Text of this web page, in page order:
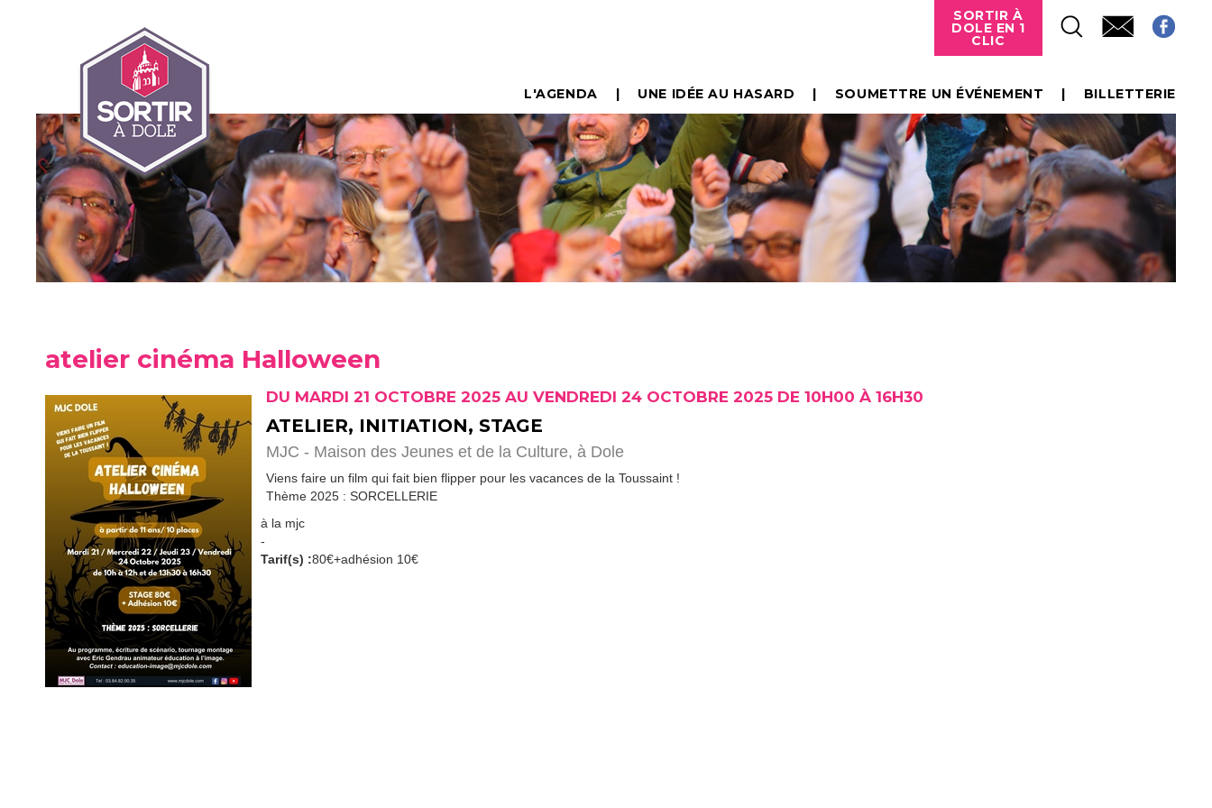
SORTIR À
DOLE EN 1
CLIC
L'AGENDA UNE IDÉE AU HASARD SOUMETTRE UN ÉVÉNEMENT BILLETTERIE
atelier cinéma Halloween
DU MARDI 21 OCTOBRE 2025 AU VENDREDI 24 OCTOBRE 2025 DE 10H00 À 16H30
ATELIER, INITIATION, STAGE
MJC - Maison des Jeunes et de la Culture, à Dole
Viens faire un film qui fait bien flipper pour les vacances de la Toussaint !
Thème 2025 : SORCELLERIE
à la mjc
-
Tarif(s) :80€+adhésion 10€